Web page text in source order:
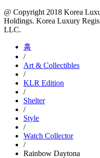
@ Copyright 2018 Korea
Holdings. Korea Luxury
LLC.​
홈
/
Art & Collectibles
/
KLR Edition
/
Shelter
/
Style
/
Watch Collector
/
Rainbow Daytona